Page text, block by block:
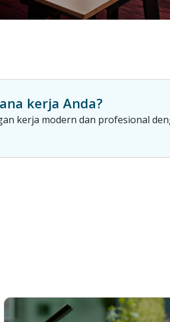
kerja Anda?
kerja modern dan profesional